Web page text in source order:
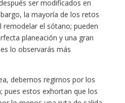
ser modificados en
la mayoría de los retos
remodelar el sótano; pueden
planeación y una gran
lo observarás más
debemos regirnos por los
pues estos exhortan que los